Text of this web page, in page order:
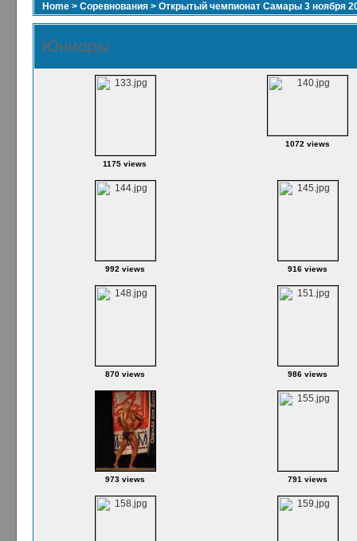
Home > Соревнования > Открытый чемпионат Самары 3 ноября
Юниоры
1175 views
1072 views
992 views 916 views
870 views 986 views
973 views 791 views